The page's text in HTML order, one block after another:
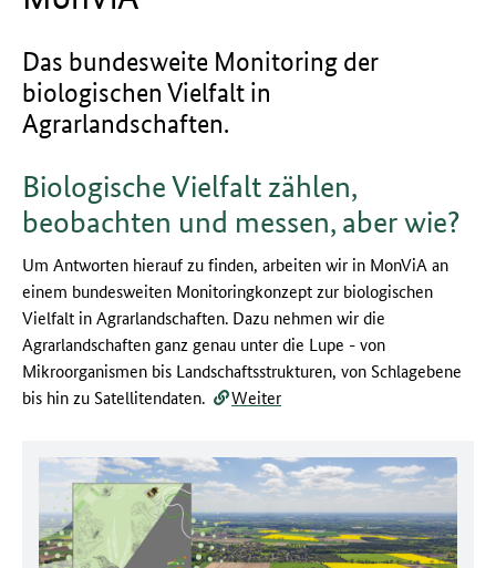
Das bundesweite Monitoring der
biologischen Vielfalt in
Agrarlandschaften.
Biologische Vielfalt zählen,
beobachten und messen, aber wie?
Um Antworten hierauf zu finden, arbeiten wir in MonViA an
einem bundesweiten Monitoringkonzept zur biologischen
Vielfalt in Agrarlandschaften. Dazu nehmen wir die
Agrarlandschaften ganz genau unter die Lupe - von
Mikroorganismen bis Landschaftsstrukturen, von Schlagebene
bis hin zu Satellitendaten.
Weiter